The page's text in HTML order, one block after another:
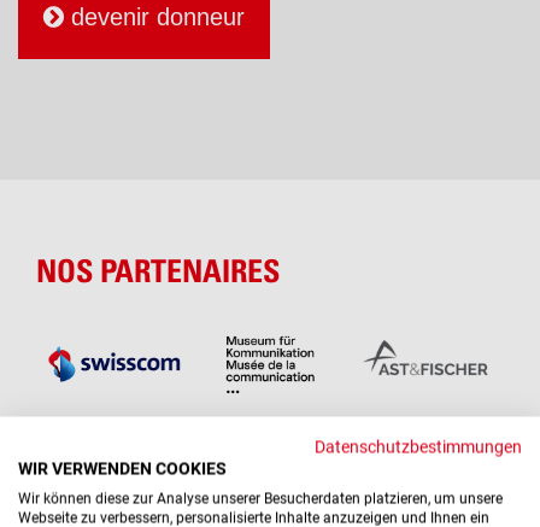
devenir donneur
NOS PARTENAIRES
Aperçu de tous les partenaires
Datenschutzbestimmungen
WIR VERWENDEN COOKIES
Wir können diese zur Analyse unserer Besucherdaten platzieren, um unsere
Webseite zu verbessern, personalisierte Inhalte anzuzeigen und Ihnen ein